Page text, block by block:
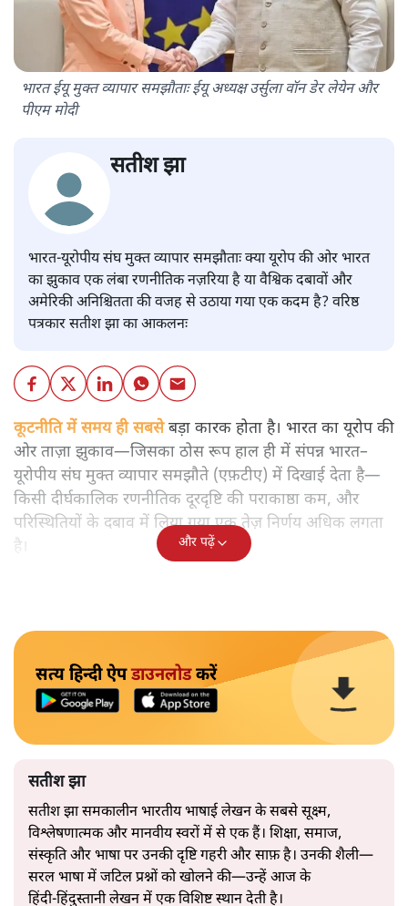
भारत ईयू मुक्त व्यापार समझौताः ईयू अध्यक्ष उर्सुला वॉन डेर लेयेन और
पीएम मोदी
सतीश झा
भारत-यूरोपीय संघ मुक्त व्यापार समझौताः क्या यूरोप की ओर भारत
का झुकाव एक लंबा रणनीतिक नज़रिया है या वैश्विक दबावों और
अमेरिकी अनिश्चितता की वजह से उठाया गया एक कदम है? वरिष्ठ
पत्रकार सतीश झा का आकलनः
कूटनीति में समय ही सबसेबड़ा कारक होता है। भारत का यूरोप की
ओर ताज़ा झुकाव—जिसका ठोस रूप हाल ही में संपन्न भारत–
यूरोपीय संघ मुक्त व्यापार समझौते (एफ़टीए) में दिखाई देता है—
किसी दीर्घकालिक रणनीतिक दूरदृष्टि की पराकाष्ठा कम, और
परिस्थितियों के दबाव में लिया गया एक तेज़ निर्णय अधिक लगता
है।
और पढ़ें
सत्य हिन्दी ऐपडाउनलोडकरें
सतीश झा
सतीश झा समकालीन भारतीय भाषाई लेखन के सबसे सूक्ष्म,
विश्लेषणात्मक और मानवीय स्वरों में से एक हैं। शिक्षा, समाज,
संस्कृति और भाषा पर उनकी दृष्टि गहरी और साफ़ है। उनकी शैली—
सरल भाषा में जटिल प्रश्नों को खोलने की—उन्हें आज के
हिंदी‑हिंदुस्तानी लेखन में एक विशिष्ट स्थान देती है।